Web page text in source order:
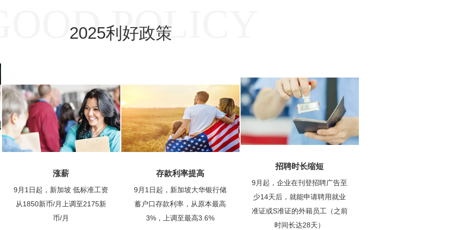
POLICY
2025利好政策
涨薪
9月1日起，新加坡 低标准工资
从1850新币/月上调至2175新
币/月
存款利率提高
9月1日起，新加坡大华银行储
蓄户口存款利率，从原本最高
3%，上调至最高3.6%
招聘时长缩短
9月起，企业在刊登招聘广告至
少14天后，就能申请聘用就业
准证或S准证的外籍员工（之前
时间长达28天）